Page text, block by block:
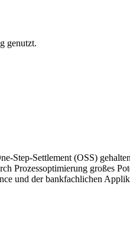
genutzt.
Step-Settlement (OSS)
Prozessoptimierung großes
und der bankfachlichen